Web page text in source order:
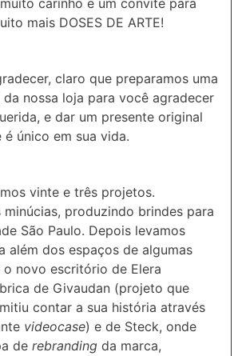
carinho e um convite para
mais DOSES DE ARTE!
claro que preparamos uma
da nossa loja para você agradecer
e dar um presente original
é único em sua vida.
vinte e três projetos.
minúcias, produzindo brindes para
São Paulo. Depois levamos
além dos espaços de algumas
o novo escritório de Elera
de Givaudan (projeto que
contar a sua história através
videocase) e de Steck, onde
de rebranding da marca,